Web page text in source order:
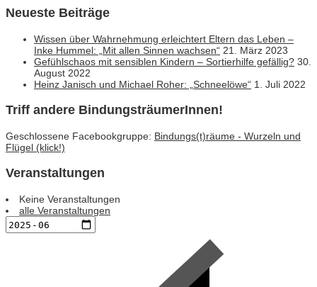
Neueste Beiträge
Wissen über Wahrnehmung erleichtert Eltern das Leben –
Inke Hummel: „Mit allen Sinnen wachsen“ 21. März 2023
Gefühlschaos mit sensiblen Kindern – Sortierhilfe gefällig? 30.
August 2022
Heinz Janisch und Michael Roher: „Schneelöwe“ 1. Juli 2022
Triff andere BindungsträumerInnen!
Geschlossene Facebookgruppe: Bindungs(t)räume - Wurzeln und
Flügel (klick!)
Veranstaltungen
Keine Veranstaltungen
alle Veranstaltungen